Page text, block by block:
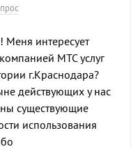
интересует
МТС услуг
г.Краснодара?
действующих у нас
существующие
использования